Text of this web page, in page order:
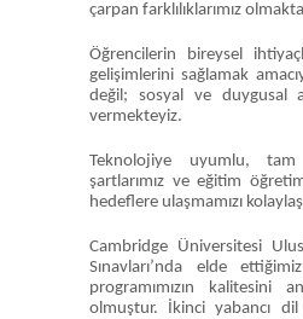
çarpan farklılıklarımız
Öğrencilerin bireysel
gelişimlerini sağlamak
değil; sosyal ve duygusal
vermekteyiz.
Teknolojiye uyumlu, tam
şartlarımız ve eğitim
hedeflere ulaşmamızı
Cambridge Üniversitesi
Sınavları’nda elde
programımızın kalitesini
olmuştur. İkinci yabancı